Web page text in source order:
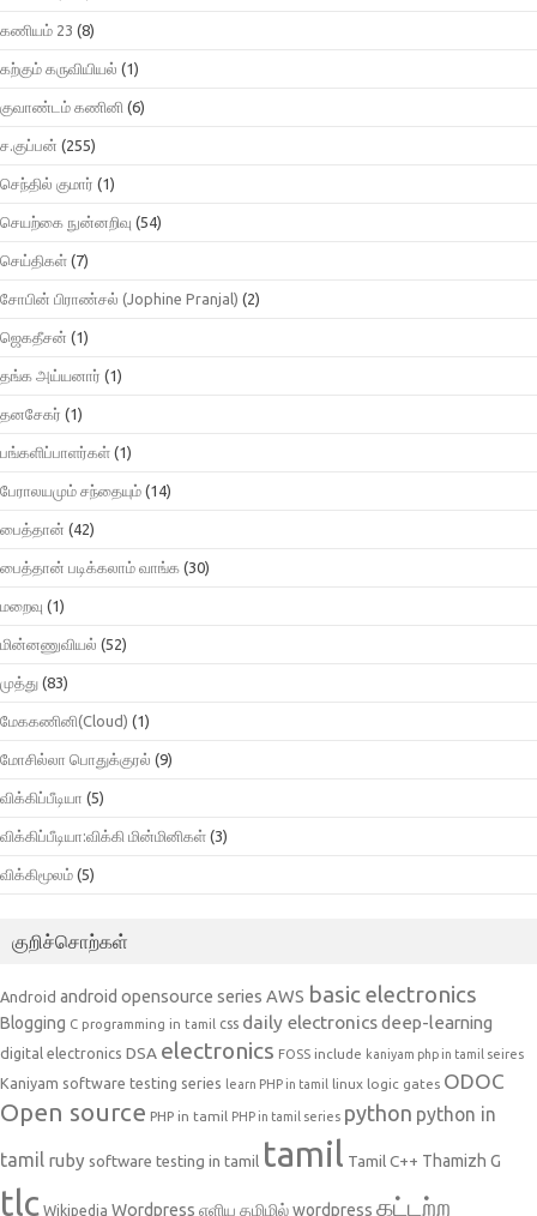
கணியம் 23 (8)
கற்கும் கருவியியல் (1)
குவாண்டம் கணினி (6)
ச.குப்பன் (255)
செந்தில் குமார் (1)
செயற்கை நுன்னறிவு (54)
செய்திகள் (7)
சோபின் பிராண்சல் (Jophine Pranjal) (2)
ஜெகதீசன் (1)
தங்க அய்யனார் (1)
தனசேகர் (1)
பங்களிப்பாளர்கள் (1)
பேராலயமும் சந்தையும் (14)
பைத்தான் (42)
பைத்தான் படிக்கலாம் வாங்க (30)
மறைவு (1)
மின்னணுவியல் (52)
முத்து (83)
மேககணினி(Cloud) (1)
மோசில்லா பொதுக்குரல் (9)
விக்கிப்பீடியா (5)
விக்கிப்பீடியா:விக்கி மின்மினிகள் (3)
விக்கிமூலம் (5)
குறிச்சொற்கள்
Android android opensource series AWS basic electronics
Blogging C programming in tamil css daily electronicsdeep-learning
digital electronics DSA electronics FOSS include kaniyam php in tamil seires
Kaniyam software testing series learn PHP in tamil linux logic gates ODOC
Open source PHP in tamil PHP in tamil series python python in
tamil ruby software testing in tamil tamil Tamil C++ Thamizh G
tlc Wikipedia Wordpress எளிய தமிழில் wordpress கட்டற்ற